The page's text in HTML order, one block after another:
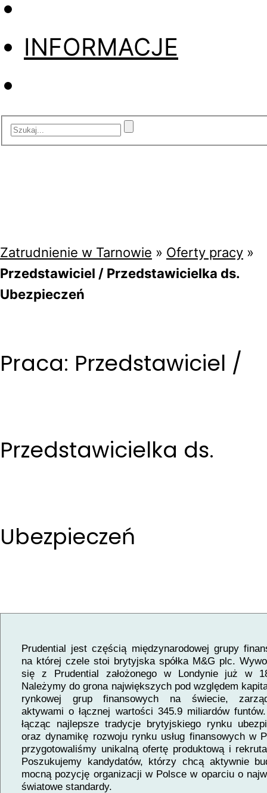
INFORMACJE
Zatrudnienie w Tarnowie » Oferty pracy »
Przedstawiciel / Przedstawicielka ds.
Ubezpieczeń
Praca: Przedstawiciel /
Przedstawicielka ds.
Ubezpieczeń
Prudential jest częścią międzynarodowej grupy
na której czele stoi brytyjska spółka M&G plc.
się z Prudential założonego w Londynie już w
Należymy do grona największych pod względem
rynkowej grup finansowych na świecie,
aktywami o łącznej wartości 345.9 miliardów
łącząc najlepsze tradycje brytyjskiego rynku
oraz dynamikę rozwoju rynku usług finansowych w
przygotowaliśmy unikalną ofertę produktową i
Poszukujemy kandydatów, którzy chcą aktywnie
mocną pozycję organizacji w Polsce w oparciu o
światowe standardy.